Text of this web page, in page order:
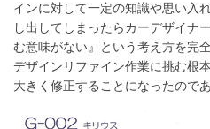
インに対して一定の知識や思い入
し出してしまったらカーデザイナ
む意味がない』という考え方を完
デザインリファイン作業に挑む根
大きく修正することになったのであ